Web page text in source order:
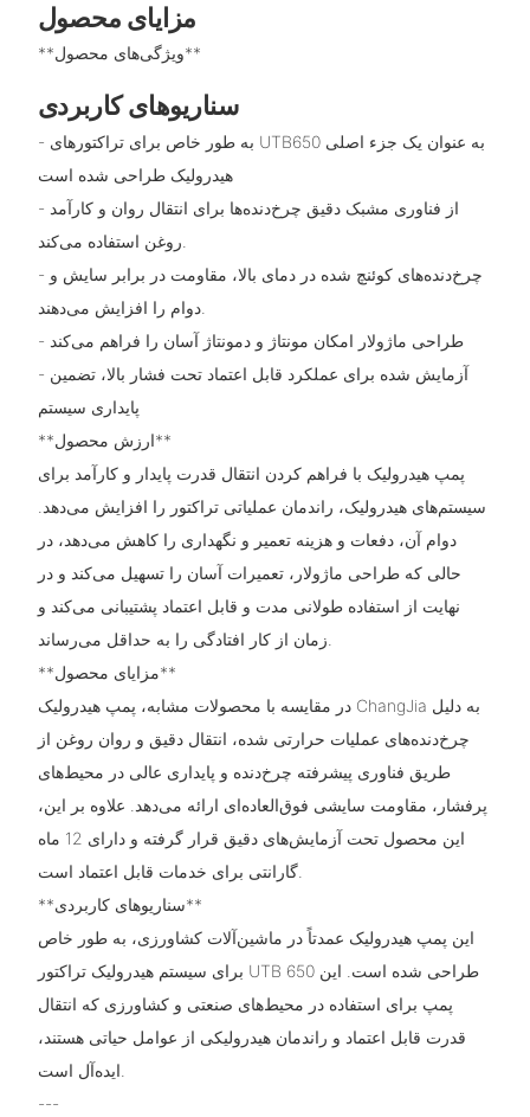
مزایای محصول
**ویژگی‌های محصول**
سناریوهای کاربردی
- به طور خاص برای تراکتورهای UTB650 به عنوان یک جزء اصلی
هیدرولیک طراحی شده است
- از فناوری مشبک دقیق چرخ‌دنده‌ها برای انتقال روان و کارآمد
- چرخ‌دنده‌های کوئنچ شده در دمای بالا، مقاومت در برابر سایش و
دوام را افزایش می‌دهند.
- طراحی ماژولار امکان مونتاژ و دمونتاژ آسان را فراهم می‌کند
- آزمایش شده برای عملکرد قابل اعتماد تحت فشار بالا، تضمین
پایداری سیستم
**ارزش محصول**
پمپ هیدرولیک با فراهم کردن انتقال قدرت پایدار و کارآمد برای
سیستم‌های هیدرولیک، راندمان عملیاتی تراکتور را افزایش می‌دهد.
دوام آن، دفعات و هزینه تعمیر و نگهداری را کاهش می‌دهد، در
حالی که طراحی ماژولار، تعمیرات آسان را تسهیل می‌کند و در
نهایت از استفاده طولانی مدت و قابل اعتماد پشتیبانی می‌کند و
**مزایای محصول**
در مقایسه با محصولات مشابه، پمپ هیدرولیک ChangJia به دلیل
چرخ‌دنده‌های عملیات حرارتی شده، انتقال دقیق و روان روغن از
طریق فناوری پیشرفته چرخ‌دنده و پایداری عالی در محیط‌های
پرفشار، مقاومت سایشی فوق‌العاده‌ای ارائه می‌دهد. علاوه بر این،
این محصول تحت آزمایش‌های دقیق قرار گرفته و دارای 12 ماه
گارانتی برای خدمات قابل اعتماد است.
**سناریوهای کاربردی**
این پمپ هیدرولیک عمدتاً در ماشین‌آلات کشاورزی، به طور خاص
برای سیستم هیدرولیک تراکتور UTB 650 طراحی شده است. این
پمپ برای استفاده در محیط‌های صنعتی و کشاورزی که انتقال
قدرت قابل اعتماد و راندمان هیدرولیکی از عوامل حیاتی هستند،
---